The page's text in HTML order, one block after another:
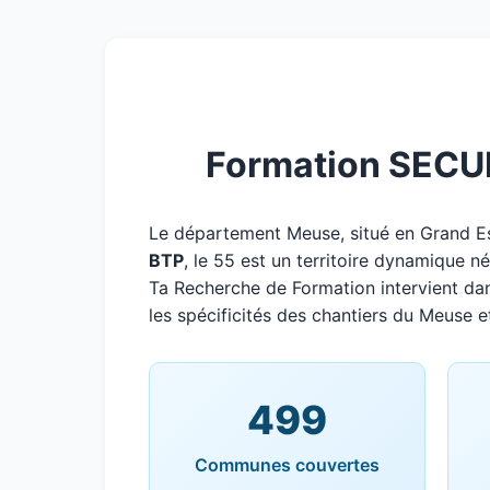
Formation
Le département Meuse, situé en Grand
BTP, le 55 est un territoire dynamique
Ta Recherche de Formation intervient
les spécificités des chantiers du Meuse
499
Communes couvertes